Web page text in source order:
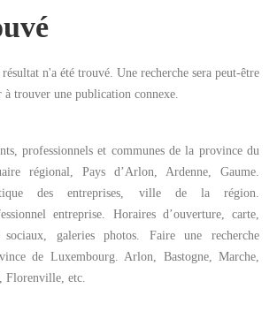
n'a été trouvé. Une recherche sera peut-être
trouver une publication connexe.
professionnels et communes de la province du
régional, Pays d’Arlon, Ardenne, Gaume.
des entreprises, ville de la région.
entreprise. Horaires d’ouverture, carte,
galeries photos. Faire une recherche
de Luxembourg. Arlon, Bastogne, Marche,
Florenville, etc.